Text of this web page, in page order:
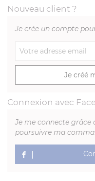
Nouveau client ?
Je crée un compte
Je créé
Connexion avec
Je me connecte
poursuivre ma